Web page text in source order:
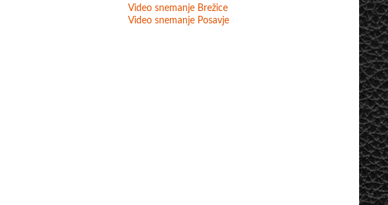
Video snemanje Brežice
Video snemanje Posavje